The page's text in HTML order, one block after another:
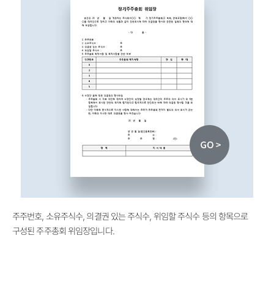
주주번호, 소유주식수, 의결권 있는 주식수, 위임할 주식수 등의 항목으로
구성된 주주총회 위임장입니다.